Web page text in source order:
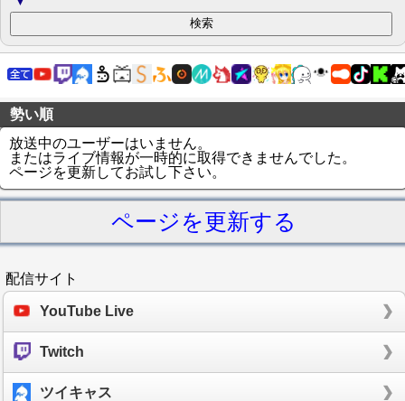
勢い順
放送中のユーザーはいません。
またはライブ情報が一時的に取得できませんでした。
ページを更新してお試し下さい。
ページを更新する
配信サイト
YouTube Live
Twitch
ツイキャス